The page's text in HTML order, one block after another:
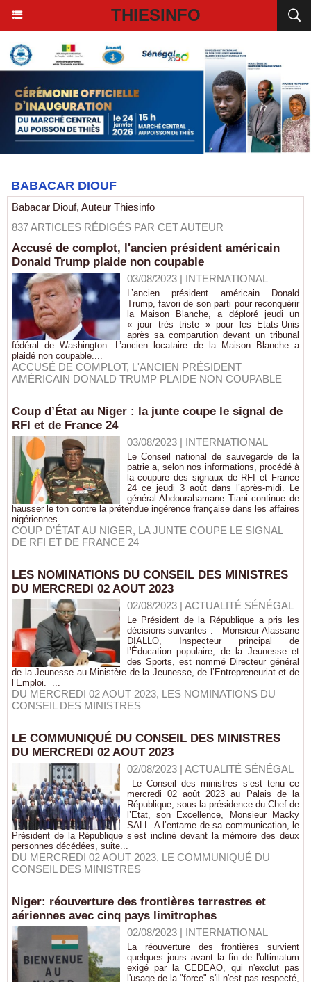
THIESINFO
BABACAR DIOUF
Babacar Diouf, Auteur Thiesinfo
837 ARTICLES RÉDIGÉS PAR CET AUTEUR
Accusé de complot, l'ancien président américain
Donald Trump plaide non coupable
03/08/2023| INTERNATIONAL
L’ancien président américain Donald
Trump, favori de son parti pour reconquérir
la Maison Blanche, a déploré jeudi un
« jour très triste » pour les Etats-Unis
après sa comparution devant un tribunal
fédéral de Washington. L’ancien locataire de la Maison Blanche a
plaidé non coupable....
ACCUSÉ DE COMPLOT, L'ANCIEN PRÉSIDENT
AMÉRICAIN DONALD TRUMP PLAIDE NON COUPABLE
Coup d’État au Niger : la junte coupe le signal de
RFI et de France 24
03/08/2023| INTERNATIONAL
Le Conseil national de sauvegarde de la
patrie a, selon nos informations, procédé à
la coupure des signaux de RFI et France
24 ce jeudi 3 août dans l’après-midi. Le
général Abdourahamane Tiani continue de
hausser le ton contre la prétendue ingérence française dans les affaires
nigériennes....
COUP D’ÉTAT AU NIGER, LA JUNTE COUPE LE SIGNAL
DE RFI ET DE FRANCE 24
LES NOMINATIONS DU CONSEIL DES MINISTRES
DU MERCREDI 02 AOUT 2023
02/08/2023| ACTUALITÉ SÉNÉGAL
Le Président de la République a pris les
décisions suivantes : Monsieur Alassane
DIALLO, Inspecteur principal de
l’Éducation populaire, de la Jeunesse et
des Sports, est nommé Directeur général
de la Jeunesse au Ministère de la Jeunesse, de l’Entrepreneuriat et de
l’Emploi. ...
DU MERCREDI 02 AOUT 2023, LES NOMINATIONS DU
CONSEIL DES MINISTRES
LE COMMUNIQUÉ DU CONSEIL DES MINISTRES
DU MERCREDI 02 AOUT 2023
02/08/2023| ACTUALITÉ SÉNÉGAL
Le Conseil des ministres s’est tenu ce
mercredi 02 août 2023 au Palais de la
République, sous la présidence du Chef de
l’Etat, son Excellence, Monsieur Macky
SALL. A l’entame de sa communication, le
Président de la République s’est incliné devant la mémoire des deux
personnes décédées, suite...
DU MERCREDI 02 AOUT 2023, LE COMMUNIQUÉ DU
CONSEIL DES MINISTRES
Niger: réouverture des frontières terrestres et
aériennes avec cinq pays limitrophes
02/08/2023| INTERNATIONAL
La réouverture des frontières survient
quelques jours avant la fin de l'ultimatum
exigé par la CEDEAO, qui n'exclut pas
l'usage de la "force" s'il n'est pas respecté,